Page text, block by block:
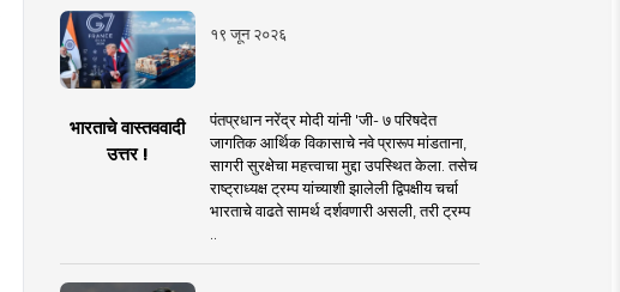
१९ जून २०२६
भारताचे वास्तववादी
उत्तर !
पंतप्रधान नरेंद्र मोदी यांनी 'जी- ७ परिषदेत
जागतिक आर्थिक विकासाचे नवे प्रारूप मांडताना,
सागरी सुरक्षेचा महत्त्वाचा मुद्दा उपस्थित केला. तसेच
राष्ट्राध्यक्ष ट्रम्प यांच्याशी झालेली द्विपक्षीय चर्चा
भारताचे वाढते सामर्थ दर्शवणारी असली, तरी ट्रम्प